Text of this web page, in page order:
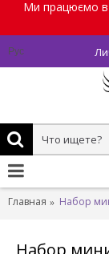
Ми працюємо в
Рус
Главная Набор
Набор